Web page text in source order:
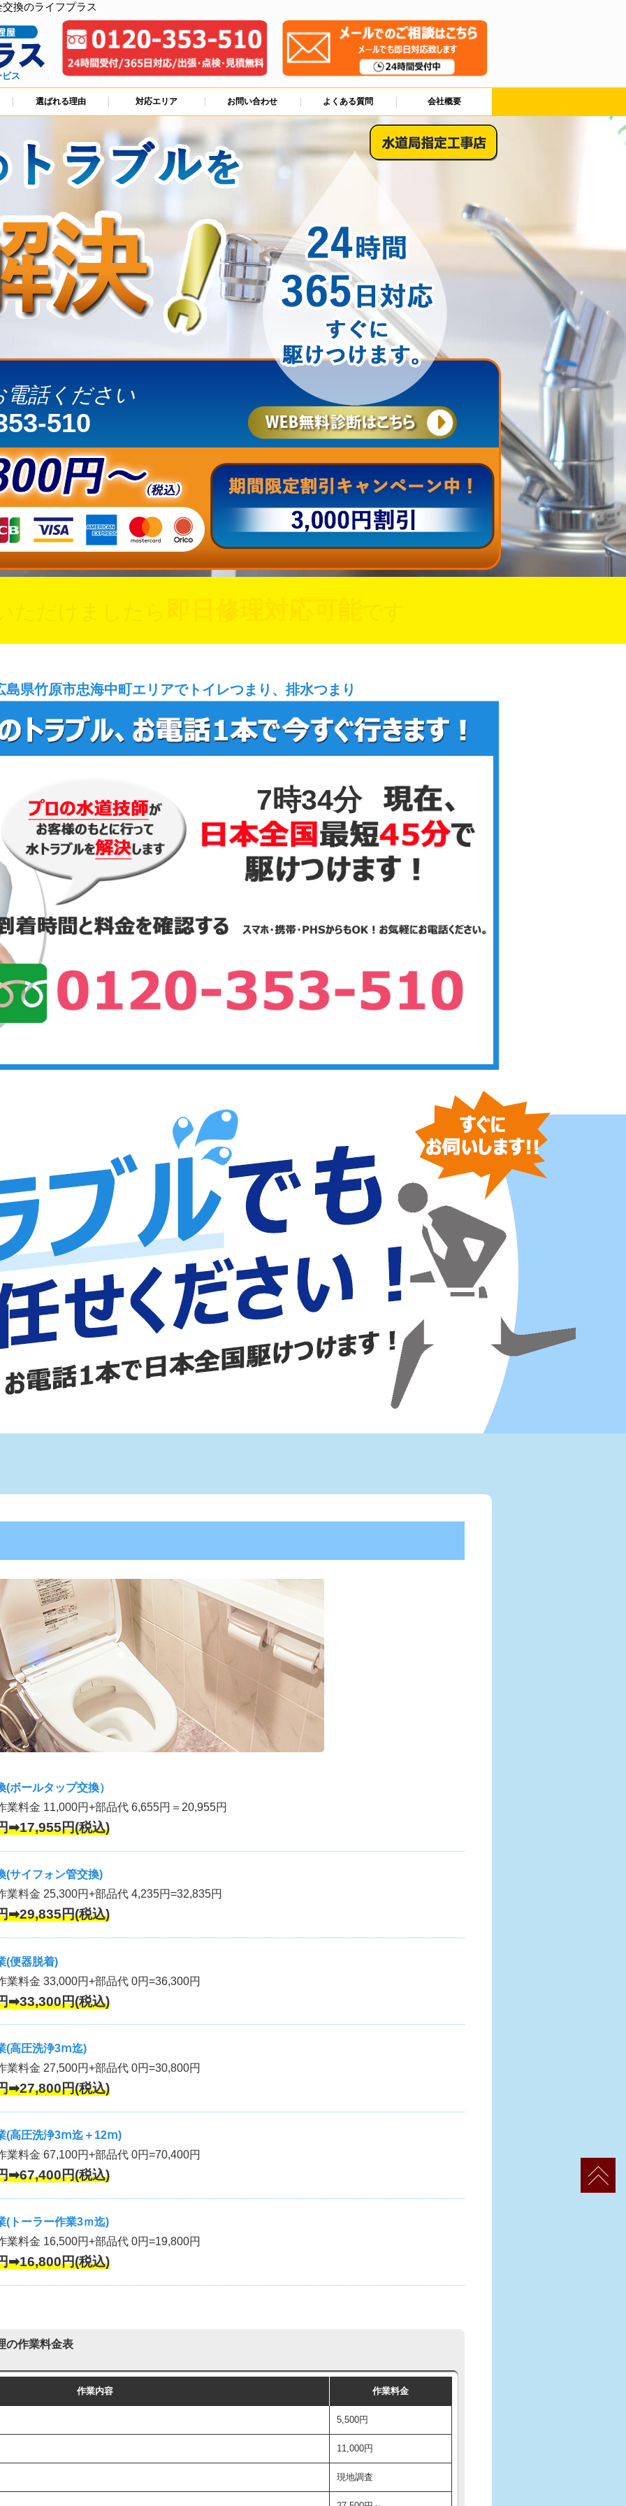
換のライフプラス
ス
選ばれる理由 対応エリア お問い合わせ よくある質問 会社概要
話ください
510
島県竹原市忠海中町エリアでトイレつまり、排水つまり
7時34分
ボールタップ交換）
業料金 11,000円+部品代 6,655円＝20,955円
➡17,955円(税込)
(サイフォン管交換)
業料金 25,300円+部品代 4,235円=32,835円
➡29,835円(税込)
(便器脱着)
業料金 33,000円+部品代 0円=36,300円
➡33,300円(税込)
(高圧洗浄3ⅿ迄)
業料金 27,500円+部品代 0円=30,800円
➡27,800円(税込)
(高圧洗浄3ⅿ迄＋12ⅿ)
業料金 67,100円+部品代 0円=70,400円
➡67,400円(税込)
(トーラー作業3ｍ迄)
業料金 16,500円+部品代 0円=19,800円
➡16,800円(税込)
の作業料金表
作業内容 作業料金
5,500円
11,000円
現地調査